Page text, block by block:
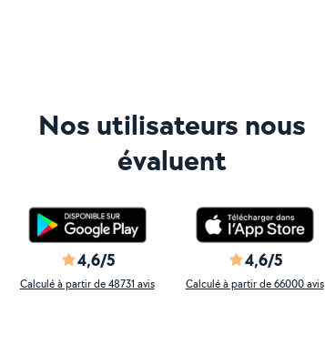
Nos utilisateurs nous
évaluent
4,6/5
Calculé à partir de 48731 avis
4,6/5
Calculé à partir de 66000 avis